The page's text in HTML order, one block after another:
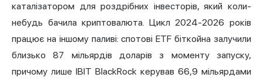
каталізатором для роздрібних інвесторів, який коли-
небудь бачила криптовалюта. Цикл 2024-2026 років
працює на іншому паливі: спотові ETF біткойна залучили
близько 87 мільярдів доларів з моменту запуску,
причому лише IBIT BlackRock керував 66,9 мільярдами